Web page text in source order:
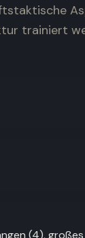
trainiert
(4), großes